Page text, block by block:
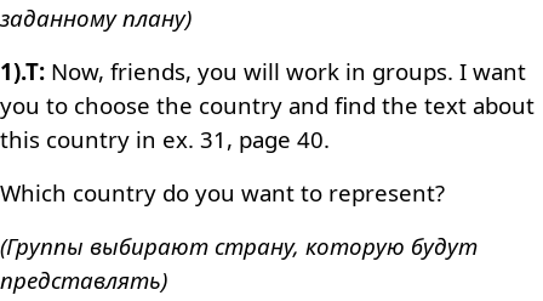
заданному плану)
1).Т: Now, friends, you will work in groups. I want
you to choose the country and find the text about
this country in ex. 31, page 40.
Which country do you want to represent?
(Группы выбирают страну, которую будут
представлять)